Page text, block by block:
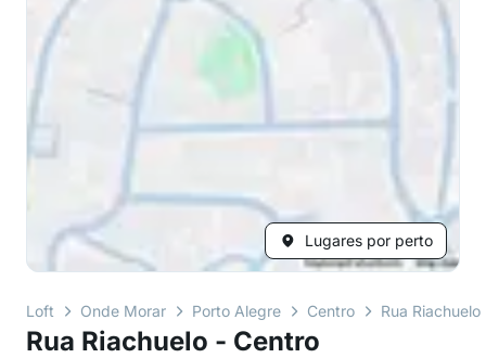
Lugares por perto
Loft Onde Morar Porto Alegre Centro Rua Riachuelo
Rua Riachuelo - Centro